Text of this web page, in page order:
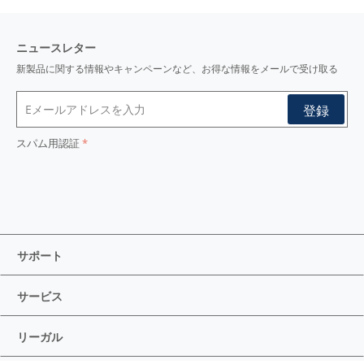
ニュースレター
新製品に関する情報やキャンペーンなど、お得な情報をメールで受け取る
スパム用認証
サポート
サービス
リーガル